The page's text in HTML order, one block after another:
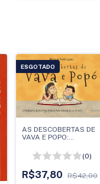
ESGOTADO
AS DESCOBERTAS DE
VAVA E POPO:
PSICOLOGIA PARA
CRIANCAS DE 4 A 97
ANOS
(0)
R$37,80
R$42,00